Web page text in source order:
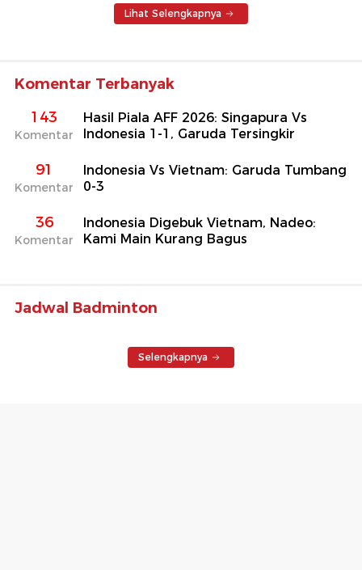
Lihat Selengkapnya
Komentar Terbanyak
143
Komentar
Hasil Piala AFF 2026: Singapura Vs
Indonesia 1-1, Garuda Tersingkir
91
Komentar
Indonesia Vs Vietnam: Garuda Tumbang
0-3
36
Komentar
Indonesia Digebuk Vietnam, Nadeo:
Kami Main Kurang Bagus
Jadwal Badminton
Selengkapnya